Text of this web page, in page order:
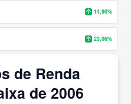
14,90%
23,06%
de Renda
de 2006